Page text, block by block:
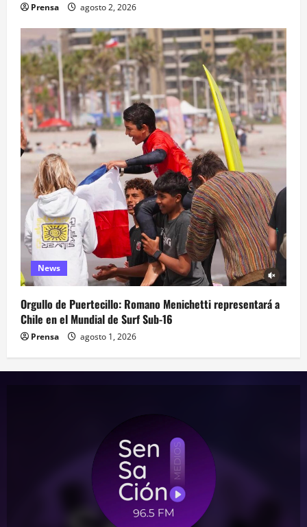
Prensa agosto 2, 2026
News
Orgullo de Puertecillo: Romano Menichetti representará a
Chile en el Mundial de Surf Sub-16
Prensa agosto 1, 2026